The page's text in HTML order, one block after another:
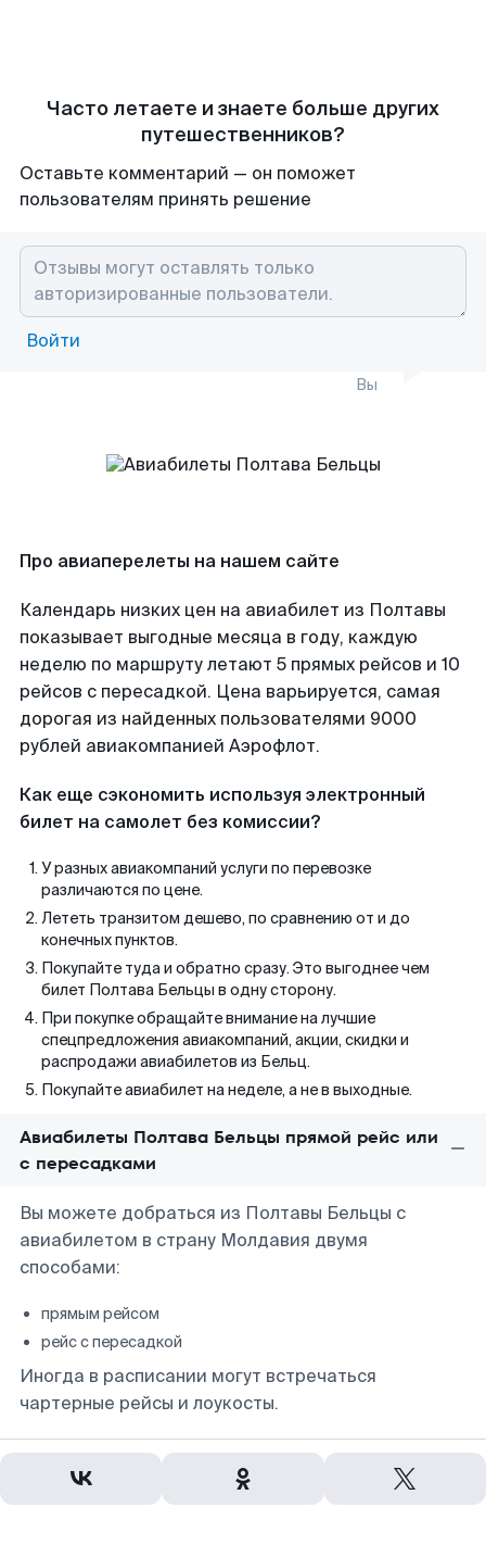
Часто летаете и знаете больше других
путешественников?
Оставьте комментарий — он поможет
пользователям принять решение
Войти
Вы
Про авиаперелеты на нашем сайте
Календарь низких цен на авиабилет из Полтавы
показывает выгодные месяца в году, каждую
неделю по маршруту летают 5 прямых рейсов и 10
рейсов с пересадкой. Цена варьируется, самая
дорогая из найденных пользователями 9000
рублей авиакомпанией Аэрофлот.
Как еще сэкономить используя электронный
билет на самолет без комиссии?
У разных авиакомпаний услуги по перевозке
различаются по цене.
Лететь транзитом дешево, по сравнению от и до
конечных пунктов.
Покупайте туда и обратно сразу. Это выгоднее чем
билет Полтава Бельцы в одну сторону.
При покупке обращайте внимание на лучшие
спецпредложения авиакомпаний, акции, скидки и
распродажи авиабилетов из Бельц.
Покупайте авиабилет на неделе, а не в выходные.
Авиабилеты Полтава Бельцы прямой рейс или
с пересадками
Вы можете добраться из Полтавы Бельцы с
авиабилетом в страну Молдавия двумя
способами:
прямым рейсом
рейс с пересадкой
Иногда в расписании могут встречаться
чартерные рейсы и лоукосты.